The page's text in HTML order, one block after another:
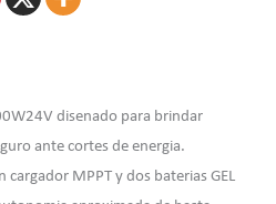
disenado para brindar
ante cortes de energia.
MPPT y dos baterias GEL